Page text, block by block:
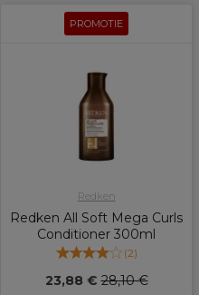
PROMOTIE
Redken
Redken All Soft Mega Curls
Conditioner 300ml
(2)
23,88 €28,10 €